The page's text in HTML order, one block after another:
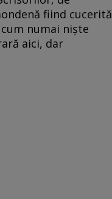
fiind cucerită
numai niște
aici, dar